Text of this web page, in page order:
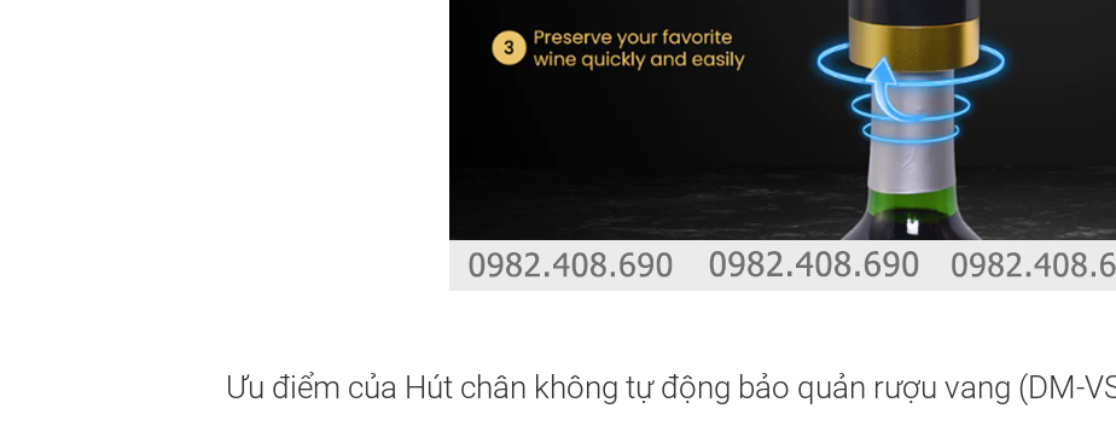
Ưu điểm của Hút chân không tự động bảo quản rượu vang (DM-